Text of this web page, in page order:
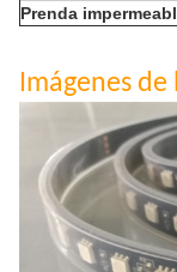
Prenda
Imágenes